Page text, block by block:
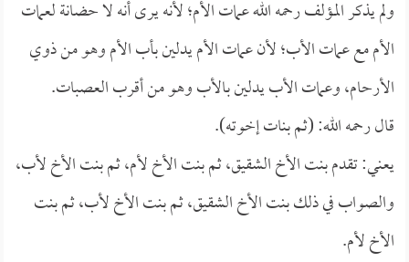
ولم يذكر المؤلف رحمه الله عمات الأم؛ لأنه يرى أنه لا حضانة لعمات
الأم مع عمات الأب؛ لأن عمات الأم يدلين بأب الأم وهو من ذوي
الأرحام، وعمات الأب يدلين بالأب وهو من أقرب العصبات.
قال رحمه الله: (ثم بنات إخوته).
يعني: تقدم بنت الأخ الشقيق، ثم بنت الأخ لأم، ثم بنت الأخ لأب،
والصواب في ذلك بنت الأخ الشقيق، ثم بنت الأخ لأب، ثم بنت
الأخ لأم.